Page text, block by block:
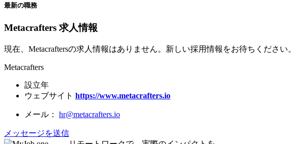
最新の職務
Metacrafters 求人情報
現在、Metacraftersの求人情報はありません。新しい採用情報をお待ちください。
Metacrafters
設立年
ウェブサイト https://www.metacrafters.io
メール： hr@metacrafters.io
メッセージを送信